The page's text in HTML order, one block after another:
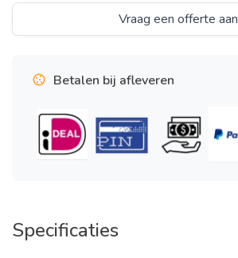
Vraag een offerte aan
Betalen bij afleveren
Specificaties